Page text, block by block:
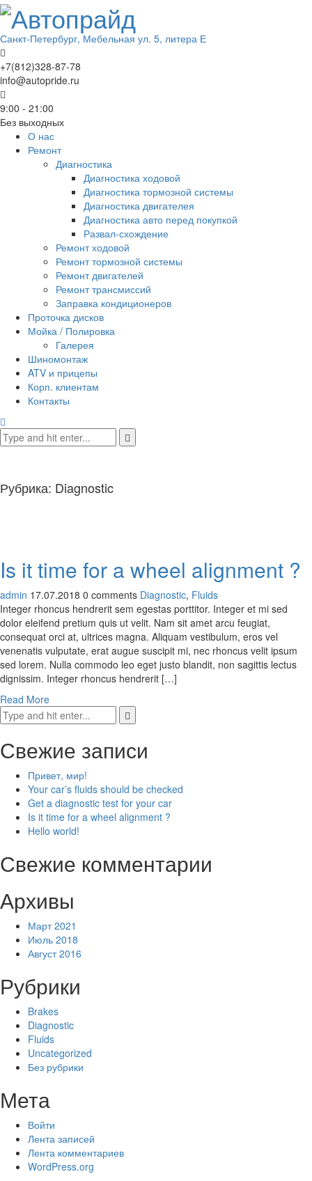
Санкт-Петербург, Мебельная ул. 5, литера Е
+7(812)328-87-78
info@autopride.ru
9:00 - 21:00
Без выходных
О нас
Ремонт
Диагностика
Диагностика ходовой
Диагностика тормозной системы
Диагностика двигателея
Диагностика авто перед покупкой
Развал-схождение
Ремонт ходовой
Ремонт тормозной системы
Ремонт двигателей
Ремонт трансмиссий
Заправка кондиционеров
Проточка дисков
Мойка / Полировка
Галерея
Шиномонтаж
ATV и прицепы
Корп. клиентам
Контакты
Рубрика: Diagnostic
Is it time for a wheel alignment ?
admin 17.07.2018 0 comments Diagnostic, Fluids
Integer rhoncus hendrerit sem egestas porttitor. Integer et mi sed
dolor eleifend pretium quis ut velit. Nam sit amet arcu feugiat,
consequat orci at, ultrices magna. Aliquam vestibulum, eros vel
venenatis vulputate, erat augue suscipit mi, nec rhoncus velit ipsum
sed lorem. Nulla commodo leo eget justo blandit, non sagittis lectus
dignissim. Integer rhoncus hendrerit […]
Read More
Свежие записи
Привет, мир!
Your car’s fluids should be checked
Get a diagnostic test for your car
Is it time for a wheel alignment ?
Hello world!
Свежие комментарии
Архивы
Март 2021
Июль 2018
Август 2016
Рубрики
Brakes
Diagnostic
Fluids
Uncategorized
Без рубрики
Мета
Войти
Лента записей
Лента комментариев
WordPress.org